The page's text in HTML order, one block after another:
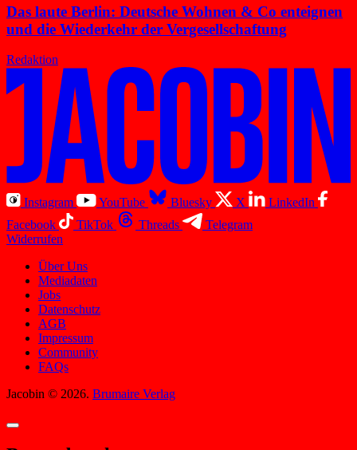
Das laute Berlin: Deutsche Wohnen & Co enteignen
und die Wiederkehr der Vergesellschaftung
Redaktion
Instagram YouTube Bluesky X
LinkedIn
Facebook
TikTok Threads
Telegram
Widerrufen
Über Uns
Mediadaten
Jobs
Datenschutz
AGB
Impressum
Community
FAQs
Jacobin © 2026. Brumaire Verlag